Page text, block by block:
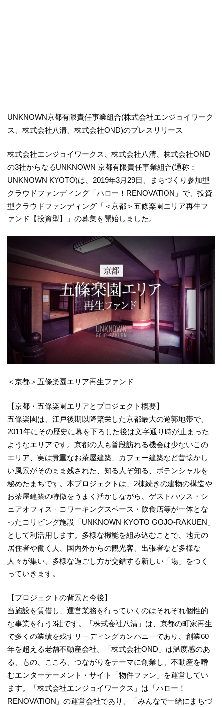
UNKNOWN京都有限責任事業組合(株式会社エンジョイワーク
ス、株式会社八清、株式会社OND)のプレスリリース
株式会社エンジョイワークス、株式会社八清、株式会社OND
の3社からなるUNKNOWN 京都有限責任事業組合(通称：
UNKNOWN KYOTO)は、2019年3月29日、まちづくり参加型
クラウドファンディング「ハロー！RENOVATION」で、投資
型クラウドファンディング「＜京都＞五條楽園エリア再生フ
ァンド【投資型】」の募集を開始しました。
＜京都＞五條楽園エリア再生ファンド
【京都・五條楽園エリアとプロジェクト概要】
五條楽園は、江戸後期以降繁栄した京都最大の遊郭地帯で、
2011年にその歴史に幕を下ろした後は文字通り時が止まった
ようなエリアです。京都の人も普段訪れる機会は少ないこの
エリア、実は貴重なお茶屋建築、カフェー建築など昔懐かし
い風景がそのまま残された、知る人ぞ知る、ポテンシャルを
秘めたまちです。本プロジェクトは、2棟続きの建物の構造や
お茶屋建築の特徴をうまく活かしながら、ゲストハウス・シ
ェアオフィス・コワーキングスペース・飲食店等が一体とな
ったコリビング施設「UNKNOWN KYOTO GOJO-RAKUEN」
として利活用します。多様な機能を組み込むことで、地元の
居住者や働く人、国内外からの観光客、出張者など多様な
人々が集い、多様な過ごし方が交錯する新しい「場」をつく
っていきます。
【プロジェクトの背景と今後】
当施設を賃借し、運営業務を行っていくのはそれぞれ個性的
な事業を行う3社です。「株式会社八清」は、京都の町家再生
で多くの業績を残すリーディングカンパニーであり、創業60
年を超える老舗不動産会社。「株式会社OND」は温度感のあ
る、もの、こころ、つながりをテーマに創業し、不動産を嗜
むエンターテーメント・サイト「物件ファン」を運営してい
ます。「株式会社エンジョイワークス」は「ハロー！
RENOVATION」の運営会社であり、「みんなで一緒にまちづ